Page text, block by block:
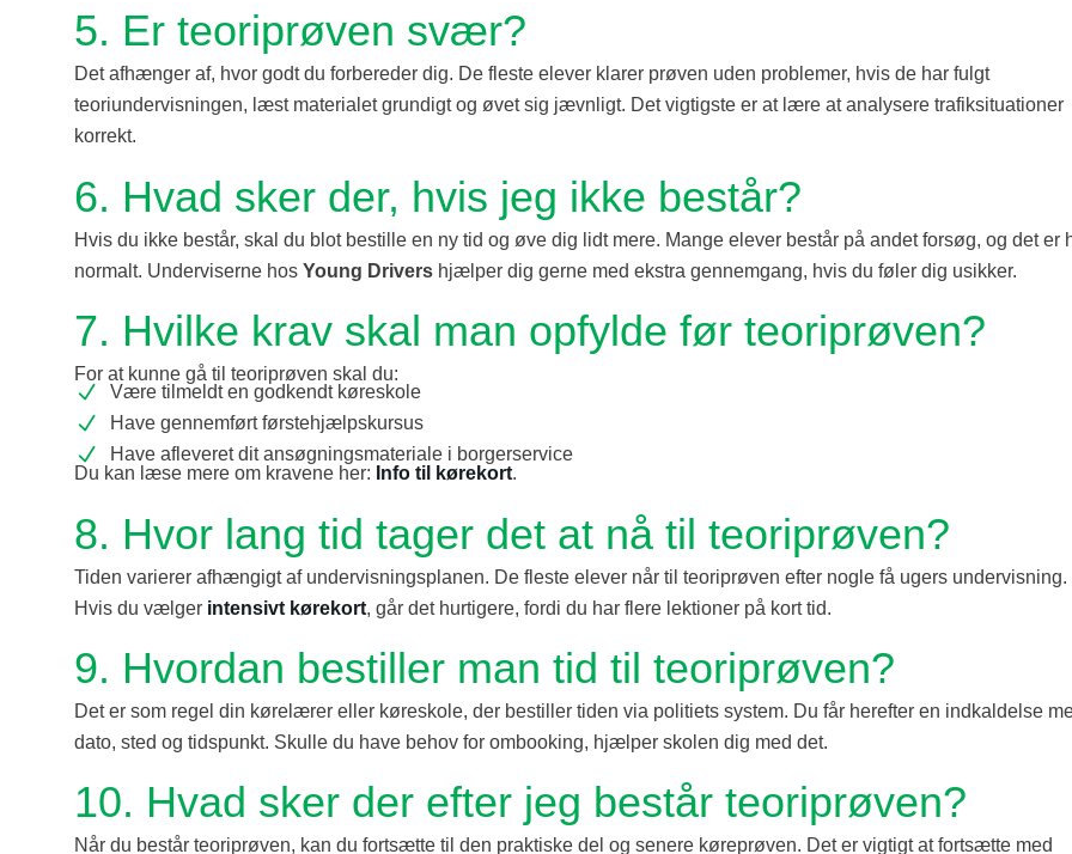
5. Er teoriprøven svær?
Det afhænger af, hvor godt du forbereder dig. De fleste elever klarer prøven uden problemer, hvis de har fulgt
teoriundervisningen, læst materialet grundigt og øvet sig jævnligt. Det vigtigste er at lære at analysere trafiksituationer
korrekt.
6. Hvad sker der, hvis jeg ikke består?
Hvis du ikke består, skal du blot bestille en ny tid og øve dig lidt mere. Mange elever består på andet forsøg, og det er
normalt. Underviserne hos Young Drivers hjælper dig gerne med ekstra gennemgang, hvis du føler dig usikker.
7. Hvilke krav skal man opfylde før teoriprøven?
For at kunne gå til teoriprøven skal du:
Være tilmeldt en godkendt køreskole
Have gennemført førstehjælpskursus
Have afleveret dit ansøgningsmateriale i borgerservice
Du kan læse mere om kravene her: Info til kørekort.
8. Hvor lang tid tager det at nå til teoriprøven?
Tiden varierer afhængigt af undervisningsplanen. De fleste elever når til teoriprøven efter nogle få ugers undervisning.
Hvis du vælger intensivt kørekort, går det hurtigere, fordi du har flere lektioner på kort tid.
9. Hvordan bestiller man tid til teoriprøven?
Det er som regel din kørelærer eller køreskole, der bestiller tiden via politiets system. Du får herefter en indkaldelse
dato, sted og tidspunkt. Skulle du have behov for ombooking, hjælper skolen dig med det.
10. Hvad sker der efter jeg består teoriprøven?
Når du består teoriprøven, kan du fortsætte til den praktiske del og senere køreprøven. Det er vigtigt at fortsætte med